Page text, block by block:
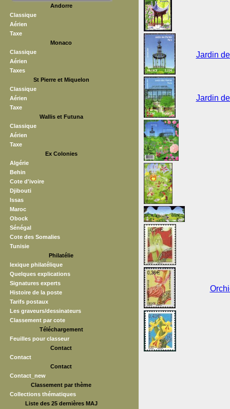
Andorre
Classique
Aérien
Taxe
Monaco
Classique
Aérien
Taxes
St Pierre et Miquelon
Classique
Aérien
Taxe
Wallis et Futuna
Classique
Aérien
Taxe
Ex Colonies
Algérie
Behin
Cote d'ivoire
Djibouti
Issas
Maroc
Obock
Sénégal
Cote des Somalies
Tunisie
Philatélie
lexique philatélique
Quelques explications
Signatures experts
Histoire de la poste
Tarifs postaux
Les graveurs/dessinateurs
Classement par cote
Téléchargement
Feuilles pour classeur
Contact
Contact
Contact
Contact_new
Classement par thème
Collections thématiques
Liste des 25 dernières MAJ
Jardin
Jardin